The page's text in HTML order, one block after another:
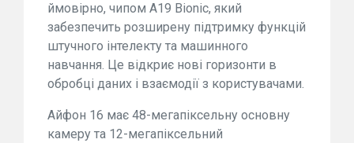
ймовірно, чипом A19 Bionic, який
забезпечить розширену підтримку функцій
штучного інтелекту та машинного
навчання. Це відкриє нові горизонти в
обробці даних і взаємодії з користувачами.
Айфон 16 має 48-мегапіксельну основну
камеру та 12-мегапіксельний